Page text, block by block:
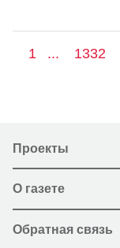
1 ... 1332
Проекты
О газете
Обратная связь